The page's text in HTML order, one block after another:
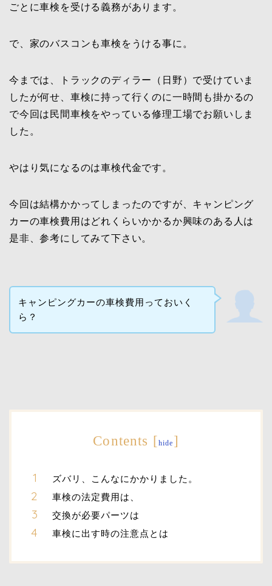
ごとに車検を受ける義務があります。
で、家のバスコンも車検をうける事に。
今までは、トラックのディラー（日野）で受けていま
したが何せ、車検に持って行くのに一時間も掛かるの
で今回は民間車検をやっている修理工場でお願いしま
した。
やはり気になるのは車検代金です。
今回は結構かかってしまったのですが、キャンピング
カーの車検費用はどれくらいかかるか興味のある人は
是非、参考にしてみて下さい。
キャンピングカーの車検費用っておいく
ら？
Contents [hide ]
ズバリ、こんなにかかりました。
車検の法定費用は、
交換が必要パーツは
車検に出す時の注意点とは